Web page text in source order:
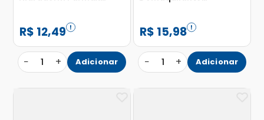
R$ 12,49
− 1 + Adicionar
R$ 15,98
− 1 + Adicionar